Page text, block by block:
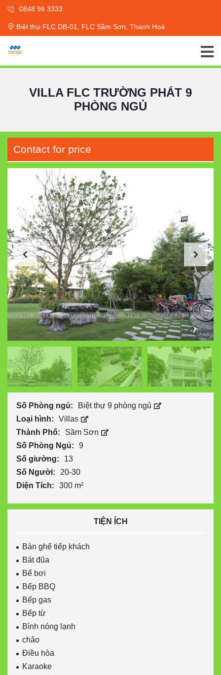
0848 96 3333
Biệt thự FLC DB-01, FLC Sầm Sơn, Thanh Hoá
VILLA FLC TRƯỜNG PHÁT 9
PHÒNG NGỦ
Contact for price
Số Phòng ngủ:
Biệt thự 9 phòng ngủ
Loại hình:
Villas
Thành Phố:
Sầm Sơn
Số Phòng Ngủ:
9
Số giường:
13
Số Người:
20-30
Diện Tích:
300 m²
TIỆN ÍCH
Bàn ghế tiếp khách
Bát đũa
Bể bơi
Bếp BBQ
Bếp gas
Bếp từ
Bình nóng lạnh
chảo
Điều hòa
Karaoke